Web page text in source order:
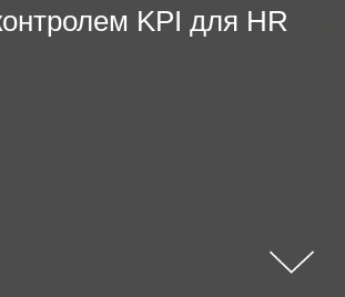
KPI для HR